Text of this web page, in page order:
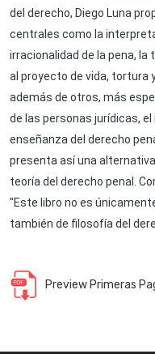
del derecho, Diego Luna
centrales como la
irracionalidad de la pena, la
al proyecto de vida, tortura
además de otros, más
de las personas jurídicas,
enseñanza del derecho
presenta así una
teoría del derecho penal.
"Este libro no es
también de filosofía del
Preview Primeras